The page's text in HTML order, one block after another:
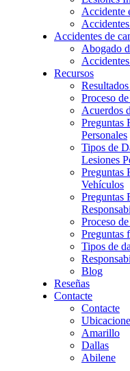
Accidente
Accidentes de
Abogado
Recursos
Proceso
Acuerdos
Preguntas
Personales
Tipos de
Lesiones
Preguntas
Vehículos
Preguntas
Proceso
Preguntas
Tipos de
Blog
Reseñas
Contacte
Contacte
Amarillo
Dallas
Abilene